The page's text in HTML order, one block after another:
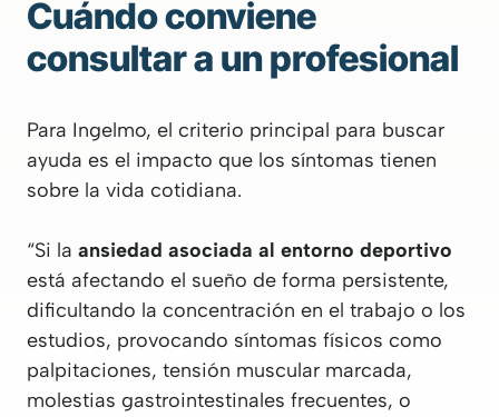
Cuándo conviene
consultar a un profesional
Para Ingelmo, el criterio principal para buscar
ayuda es el impacto que los síntomas tienen
sobre la vida cotidiana.
“Si la ansiedad asociada al entorno deportivo
está afectando el sueño de forma persistente,
dificultando la concentración en el trabajo o los
estudios, provocando síntomas físicos como
palpitaciones, tensión muscular marcada,
molestias gastrointestinales frecuentes, o